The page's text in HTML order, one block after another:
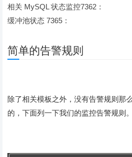
相关 MySQL 状态监控7362：
缓冲池状态 7365：
简单的告警规则
除了相关模板之外，没有告警规则那
的，下面列一下我们的监控告警规则。